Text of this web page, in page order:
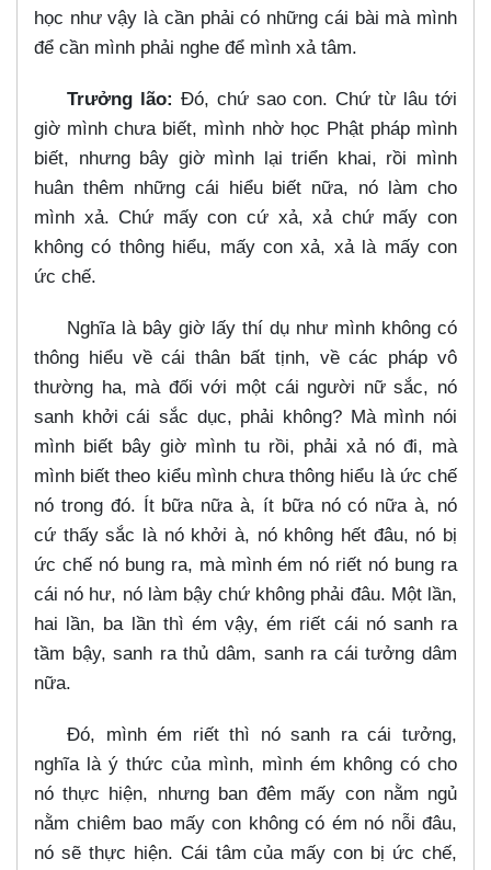
học như vậy là cần phải có những cái bài mà mình
để cần mình phải nghe để mình xả tâm.
Trưởng lão: Đó, chứ sao con. Chứ từ lâu tới
giờ mình chưa biết, mình nhờ học Phật pháp mình
biết, nhưng bây giờ mình lại triển khai, rồi mình
huân thêm những cái hiểu biết nữa, nó làm cho
mình xả. Chứ mấy con cứ xả, xả chứ mấy con
không có thông hiểu, mấy con xả, xả là mấy con
ức chế.
Nghĩa là bây giờ lấy thí dụ như mình không có
thông hiểu về cái thân bất tịnh, về các pháp vô
thường ha, mà đối với một cái người nữ sắc, nó
sanh khởi cái sắc dục, phải không? Mà mình nói
mình biết bây giờ mình tu rồi, phải xả nó đi, mà
mình biết theo kiểu mình chưa thông hiểu là ức chế
nó trong đó. Ít bữa nữa à, ít bữa nó có nữa à, nó
cứ thấy sắc là nó khởi à, nó không hết đâu, nó bị
ức chế nó bung ra, mà mình ém nó riết nó bung ra
cái nó hư, nó làm bậy chứ không phải đâu. Một lần,
hai lần, ba lần thì ém vậy, ém riết cái nó sanh ra
tầm bậy, sanh ra thủ dâm, sanh ra cái tưởng dâm
nữa.
Đó, mình ém riết thì nó sanh ra cái tưởng,
nghĩa là ý thức của mình, mình ém không có cho
nó thực hiện, nhưng ban đêm mấy con nằm ngủ
nằm chiêm bao mấy con không có ém nó nỗi đâu,
nó sẽ thực hiện. Cái tâm của mấy con bị ức chế,